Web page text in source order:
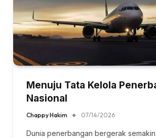
Menuju Tata Kelola
Nasional
Chappy Hakim 07/14/2026
Dunia penerbangan bergerak